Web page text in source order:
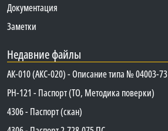
Документация
Заметки
Недавние файлы
АК-010 (АКС-020) - Описание типа № 04003-73
PH-121 - Паспорт (ТО, Методика поверки)
4306 - Паспорт (скан)